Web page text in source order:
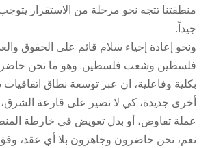
منطقتنا تتجه نحو مرحلة من الاستقرار
جيداً.
ونحو إعادة إحياء سلام قائم على الحقوق
فلسطين وشعب فلسطين. وهو ما نحن
بكلية وفاعلية، ان عبر توسعة نطاق اتفاقيات
أخرى جديدة، كي لا نصير على قارعة الشرق،
عملة تفاوض، أو بدل تعويض في خارطة
نعم، نحن حاضرون وجاهزون بلا أي عقد،